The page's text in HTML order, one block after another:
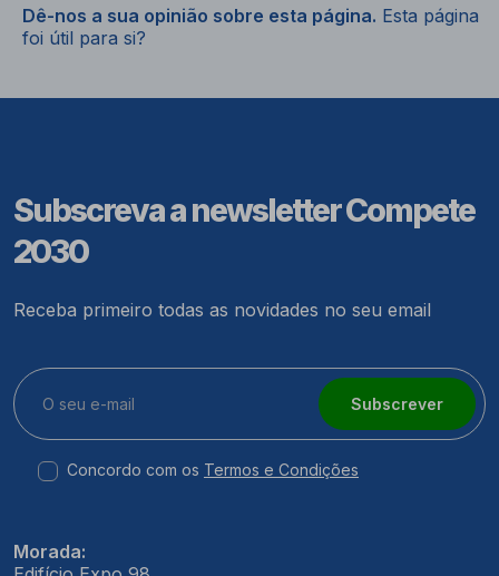
Dê-nos a sua opinião sobre esta página. Esta página
foi útil para si?
Subscreva a newsletter Compete
2030
Receba primeiro todas as novidades no seu email
Subscrever
Concordo com os Termos e Condições
Morada: